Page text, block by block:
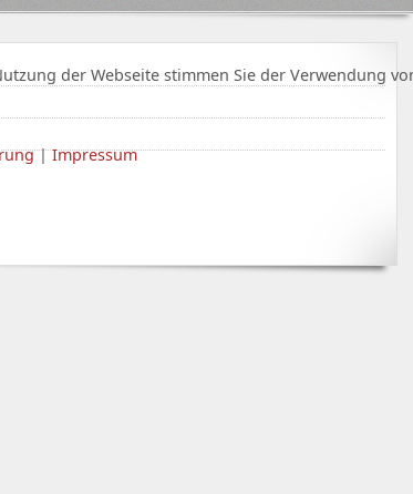
der Webseite stimmen Sie der Verwendung
|Impressum